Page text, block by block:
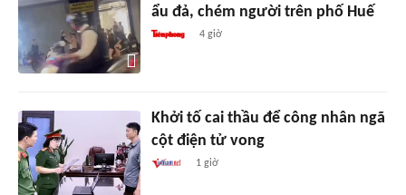
ẩu đả, chém người trên phố Huế
4 giờ
Khởi tố cai thầu để công nhân ngã
cột điện tử vong
1 giờ